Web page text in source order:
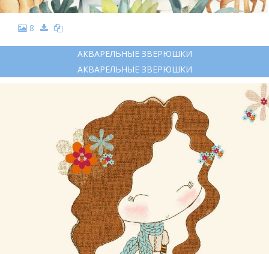
8
АКВАРЕЛЬНЫЕ ЗВЕРЮШКИ
АКВАРЕЛЬНЫЕ ЗВЕРЮШКИ